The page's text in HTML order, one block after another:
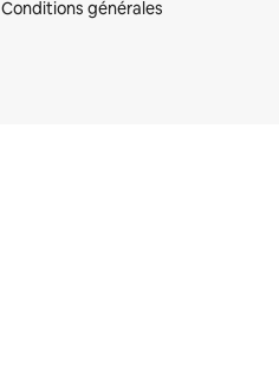
Conditions générales